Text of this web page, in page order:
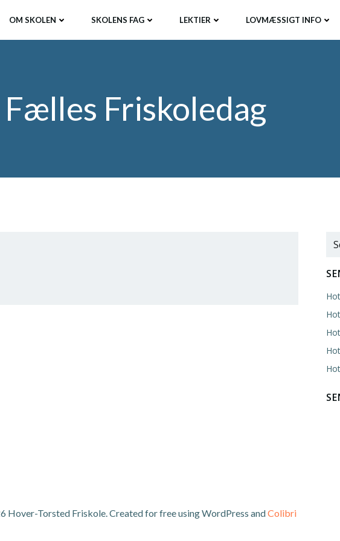
OM SKOLEN SKOLENS FAG LEKTIER LOVMÆSSIGT INFO
Fælles Friskoledag
Hover-Torsted Friskole. Created for free using WordPress andColibri